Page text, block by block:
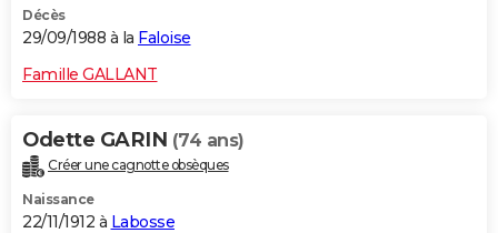
Décès
29/09/1988 à la Faloise
Famille GALLANT
Odette GARIN (74 ans)
Créer une cagnotte obsèques
Naissance
22/11/1912 à Labosse